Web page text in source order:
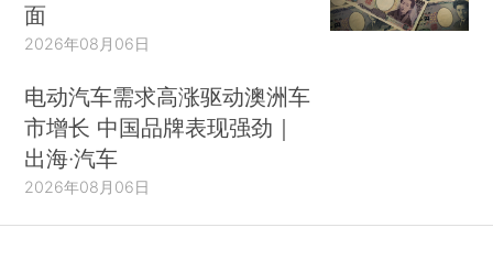
面
2026年08月06日
电动汽车需求高涨驱动澳洲车
市增长 中国品牌表现强劲｜
出海·汽车
2026年08月06日